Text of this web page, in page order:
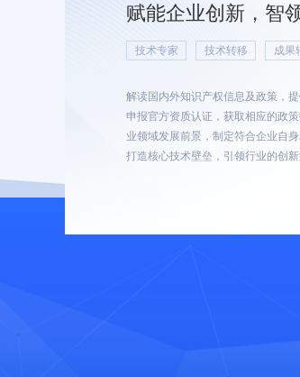
赋能企业创新，智
技术专家 技术转移 成果
解读国内外知识产权信息及政策，
申报官方资质认证，获取相应的政
业领域发展前景，制定符合企业自
打造核心技术壁垒，引领行业的创新